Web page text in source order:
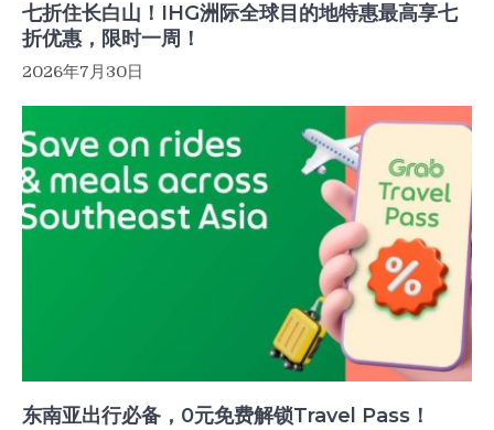
七折住长白山！IHG洲际全球目的地特惠最高享七
折优惠，限时一周！
2026年7月30日
东南亚出行必备，0元免费解锁Travel Pass！